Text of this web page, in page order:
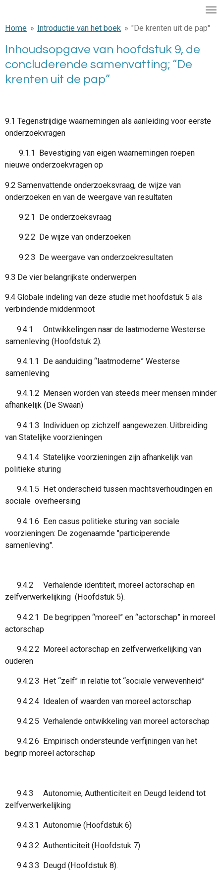
naar
de
hoofdinhoud
Home » Introductie van het boek » "De krenten uit de pap"
Inhoudsopgave van hoofdstuk 9, de
concluderende samenvatting; “De
krenten uit de pap”
9.1 Tegenstrijdige waarnemingen als aanleiding voor eerste
onderzoekvragen
9.1.1 Bevestiging van eigen waarnemingen roepen
nieuwe onderzoekvragen op
9.2 Samenvattende onderzoeksvraag, de wijze van
onderzoeken en van de weergave van resultaten
9.2.1 De onderzoeksvraag
9.2.2 De wijze van onderzoeken
9.2.3 De weergave van onderzoekresultaten
9.3 De vier belangrijkste onderwerpen
9.4 Globale indeling van deze studie met hoofdstuk 5 als
verbindende middenmoot
9.4.1 Ontwikkelingen naar de laatmoderne Westerse
samenleving (Hoofdstuk 2).
9.4.1.1 De aanduiding “laatmoderne” Westerse
samenleving
9.4.1.2 Mensen worden van steeds meer mensen minder
afhankelijk (De Swaan)
9.4.1.3 Individuen op zichzelf aangewezen. Uitbreiding
van Statelijke voorzieningen
9.4.1.4 Statelijke voorzieningen zijn afhankelijk van
politieke sturing
9.4.1.5 Het onderscheid tussen machtsverhoudingen en
sociale overheersing
9.4.1.6 Een casus politieke sturing van sociale
voorzieningen: De zogenaamde "participerende
samenleving".
9.4.2 Verhalende identiteit, moreel actorschap en
zelfverwerkelijking (Hoofdstuk 5).
9.4.2.1 De begrippen “moreel” en “actorschap” in moreel
actorschap
9.4.2.2 Moreel actorschap en zelfverwerkelijking van
ouderen
9.4.2.3 Het “zelf” in relatie tot “sociale verwevenheid”
9.4.2.4 Idealen of waarden van moreel actorschap
9.4.2.5 Verhalende ontwikkeling van moreel actorschap
9.4.2.6 Empirisch ondersteunde verfijningen van het
begrip moreel actorschap
9.4.3 Autonomie, Authenticiteit en Deugd leidend tot
zelfverwerkelijking
9.4.3.1 Autonomie (Hoofdstuk 6)
9.4.3.2 Authenticiteit (Hoofdstuk 7)
9.4.3.3 Deugd (Hoofdstuk 8).